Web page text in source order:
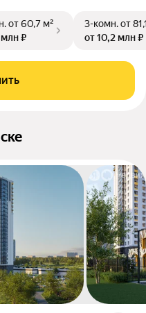
от 60,7 м²
₽
3-комн.от
от 10,2 млн ₽